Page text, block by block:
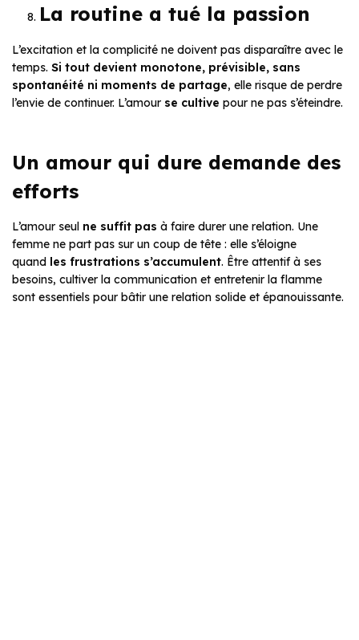
La routine a tué la passion
L’excitation et la complicité ne doivent pas disparaître avec le
temps. Si tout devient monotone, prévisible, sans
spontanéité ni moments de partage, elle risque de perdre
l’envie de continuer. L’amour se cultive pour ne pas s’éteindre.
Un amour qui dure demande des
efforts
L’amour seul ne suffit pas à faire durer une relation. Une
femme ne part pas sur un coup de tête : elle s’éloigne
quand les frustrations s’accumulent. Être attentif à ses
besoins, cultiver la communication et entretenir la flamme
sont essentiels pour bâtir une relation solide et épanouissante.